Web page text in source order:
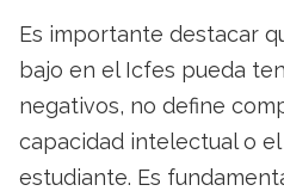
Es importante destacar
bajo en el Icfes pueda
negativos, no define
capacidad intelectual o
estudiante. Es